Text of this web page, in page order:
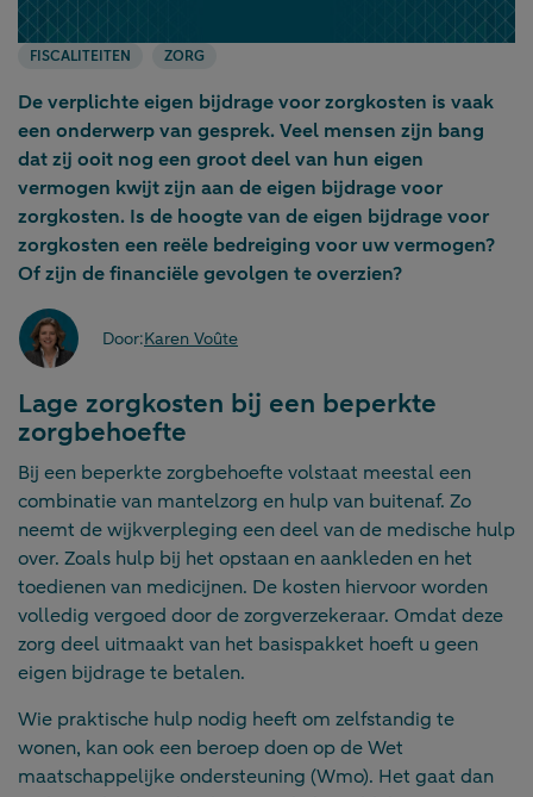
FISCALITEITEN ZORG
De verplichte eigen bijdrage voor zorgkosten is vaak
een onderwerp van gesprek. Veel mensen zijn bang
dat zij ooit nog een groot deel van hun eigen
vermogen kwijt zijn aan de eigen bijdrage voor
zorgkosten. Is de hoogte van de eigen bijdrage voor
zorgkosten een reële bedreiging voor uw vermogen?
Of zijn de financiële gevolgen te overzien?
Door:Karen Voûte
Lage zorgkosten bij een beperkte
zorgbehoefte
Bij een beperkte zorgbehoefte volstaat meestal een
combinatie van mantelzorg en hulp van buitenaf. Zo
neemt de wijkverpleging een deel van de medische hulp
over. Zoals hulp bij het opstaan en aankleden en het
toedienen van medicijnen. De kosten hiervoor worden
volledig vergoed door de zorgverzekeraar. Omdat deze
zorg deel uitmaakt van het basispakket hoeft u geen
eigen bijdrage te betalen.
Wie praktische hulp nodig heeft om zelfstandig te
wonen, kan ook een beroep doen op de Wet
maatschappelijke ondersteuning (Wmo). Het gaat dan